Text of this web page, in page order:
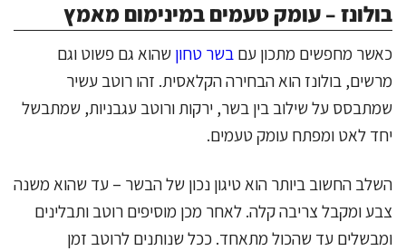
בולונז – עומק טעמים במינימום מאמץ
כאשר מחפשים מתכון עם בשר טחון שהוא גם פשוט וגם
מרשים, בולונז הוא הבחירה הקלאסית. זהו רוטב עשיר
שמתבסס על שילוב בין בשר, ירקות ורוטב עגבניות, שמתבשל
יחד לאט ומפתח עומק טעמים.
השלב החשוב ביותר הוא טיגון נכון של הבשר – עד שהוא משנה
צבע ומקבל צריבה קלה. לאחר מכן מוסיפים רוטב ותבלינים
ומבשלים עד שהכול מתאחד. ככל שנותנים לרוטב זמן